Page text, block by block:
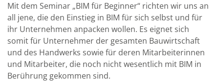
Mit dem Seminar „BIM für Beginner“ richten wir uns an
all jene, die den Einstieg in BIM für sich selbst und für
ihr Unternehmen anpacken wollen. Es eignet sich
somit für Unternehmer der gesamten Bauwirtschaft
und des Handwerks sowie für deren Mitarbeiterinnen
und Mitarbeiter, die noch nicht wesentlich mit BIM in
Berührung gekommen sind.